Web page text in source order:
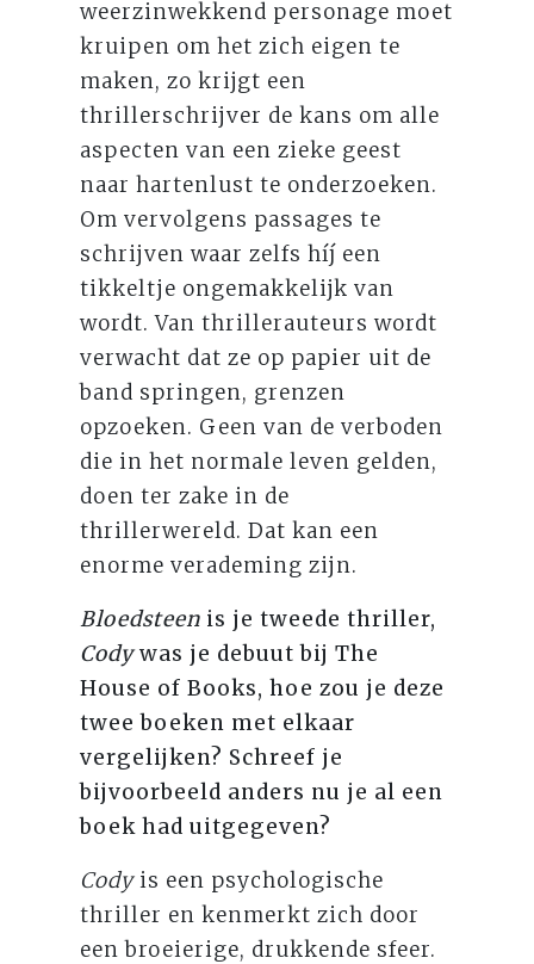
weerzinwekkend personage moet
kruipen om het zich eigen te
maken, zo krijgt een
thrillerschrijver de kans om alle
aspecten van een zieke geest
naar hartenlust te onderzoeken.
Om vervolgens passages te
schrijven waar zelfs híj een
tikkeltje ongemakkelijk van
wordt. Van thrillerauteurs wordt
verwacht dat ze op papier uit de
band springen, grenzen
opzoeken. Geen van de verboden
die in het normale leven gelden,
doen ter zake in de
thrillerwereld. Dat kan een
enorme verademing zijn.
Bloedsteen is je tweede thriller,
Codywas je debuut bij The
House of Books, hoe zou je deze
twee boeken met elkaar
vergelijken? Schreef je
bijvoorbeeld anders nu je al een
boek had uitgegeven?
Codyis een psychologische
thriller en kenmerkt zich door
een broeierige, drukkende sfeer.